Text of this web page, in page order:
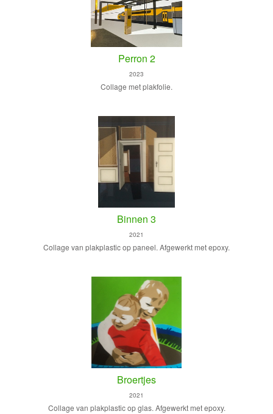
Perron 2
2023
Collage met plakfolie.
Binnen 3
2021
Collage van plakplastic op paneel. Afgewerkt met epoxy.
Broertjes
2021
Collage van plakplastic op glas. Afgewerkt met epoxy.